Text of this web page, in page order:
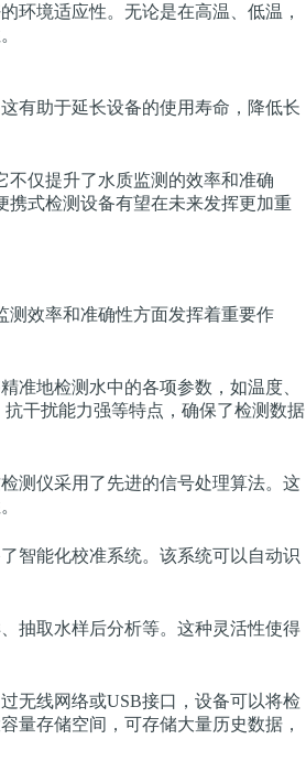
环境适应性。无论是在高温、低温，
有助于延长设备的使用寿命，降低长
仅提升了水质监测的效率和准确
携式检测设备有望在未来发挥更加重
测效率和准确性方面发挥着重要作
准地检测水中的各项参数，如温度、
干扰能力强等特点，确保了检测数据
测仪采用了先进的信号处理算法。这
智能化校准系统。该系统可以自动识
抽取水样后分析等。这种灵活性使得
无线网络或USB接口，设备可以将检
量存储空间，可存储大量历史数据，